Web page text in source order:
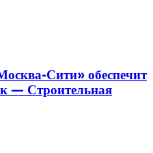
Сити» обеспечит
— Строительная